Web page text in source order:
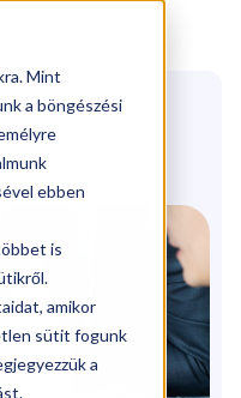
Mint
a böngészési
ebben
is
amikor
sütit fogunk
a
a
a lépései